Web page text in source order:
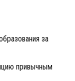
за
привычным